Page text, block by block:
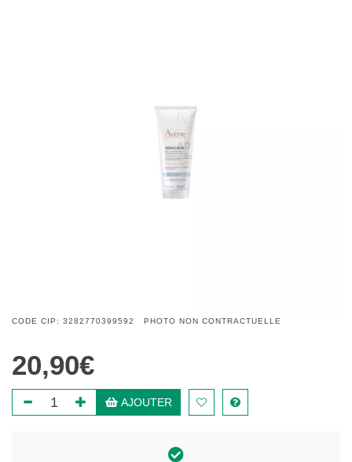
CODE CIP: 3282770399592 PHOTO NON CONTRACTUELLE
20,90€
AJOUTER